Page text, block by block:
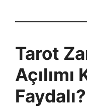
Tarot
Faydalı?